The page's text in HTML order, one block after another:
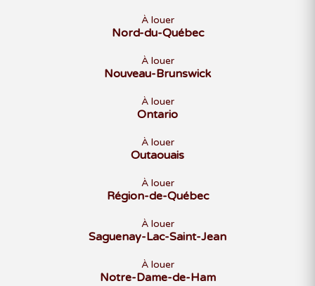
À louer
Nord-du-Québec
À louer
Nouveau-Brunswick
À louer
Ontario
À louer
Outaouais
À louer
Région-de-Québec
À louer
Saguenay-Lac-Saint-Jean
À louer
Notre-Dame-de-Ham